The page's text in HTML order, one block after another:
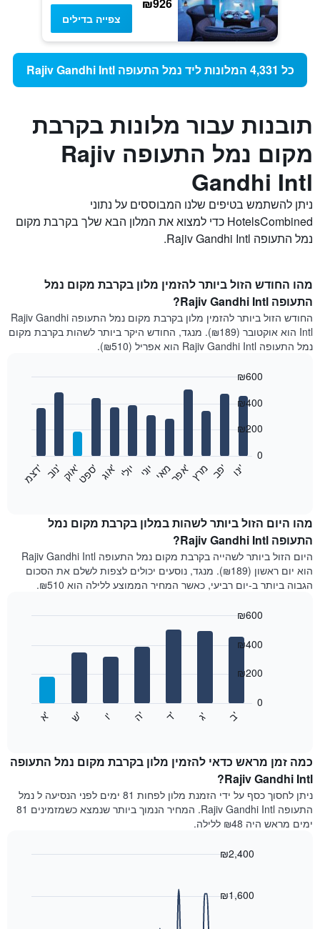
צפייה בדילים
כל 4,331 המלונות ליד נמל התעופה Rajiv Gandhi Intl
תובנות עבור מלונות בקרבת
מקום נמל התעופה Rajiv
Gandhi Intl
ניתן להשתמש בטיפים שלנו המבוססים על נתוני
HotelsCombined כדי למצוא את המלון הבא שלך בקרבת מקום
נמל התעופה Rajiv Gandhi Intl.
מהו החודש הזול ביותר להזמין מלון בקרבת מקום נמל
התעופה Rajiv Gandhi Intl?
החודש הזול ביותר להזמין מלון בקרבת מקום נמל התעופה Rajiv Gandhi
Intl הוא אוקטובר (₪189). מנגד, החודש היקר ביותר לשהות בקרבת מקום
נמל התעופה Rajiv Gandhi Intl הוא אפריל (₪510).
מחיר
הממוצע
של
חדר
בכל
חודש
המציגים
התרשים
המציגים
את
המחיר
הממוצע
של
י
נ
ו
' פ
ב​​​​​​​
' מרץא
פ
ר
' מאי יוני יולי א
ו
ג
' ס
פ
ט
' א
ו
ק
' נ
ו
ב
' ד
צ
מ
'
0
₪200
₪400
₪600
מהו היום הזול ביותר לשהות במלון בקרבת מקום נמל
התעופה Rajiv Gandhi Intl?
היום הזול ביותר לשהייה בקרבת מקום נמל התעופה Rajiv Gandhi Intl
הוא יום ראשון (₪189). מנגד, נוסעים יכולים לצפות לשלם את הסכום
הגבוה ביותר ב-יום רביעי, כאשר המחיר הממוצע ללילה הוא ₪510.
התרשים
מחיר
הממוצע
של
חדר
לכל
יום
ב
' ג
' ד
' ה
' ו
' ש
' א
'
0
₪200
₪400
₪600
כמה זמן מראש כדאי להזמין מלון בקרבת מקום נמל התעופה
Rajiv Gandhi Intl?
ניתן לחסוך כסף על ידי הזמנת מלון לפחות 81 ימים לפני הנסיעה ל נמל
התעופה Rajiv Gandhi Intl. המחיר הנמוך ביותר שנמצא כשמזמינים 81
ימים מראש היה ₪48 ללילה.
₪1,600
₪2,400